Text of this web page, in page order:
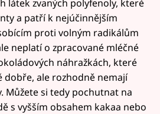
látek zvaných polyfenoly, které
a patří k nejúčinnějším
proti volným radikálům
neplatí o zpracované mléčné
náhražkách, které
dobře, ale rozhodně nemají
Můžete si tedy pochutnat na
s vyšším obsahem kakaa nebo